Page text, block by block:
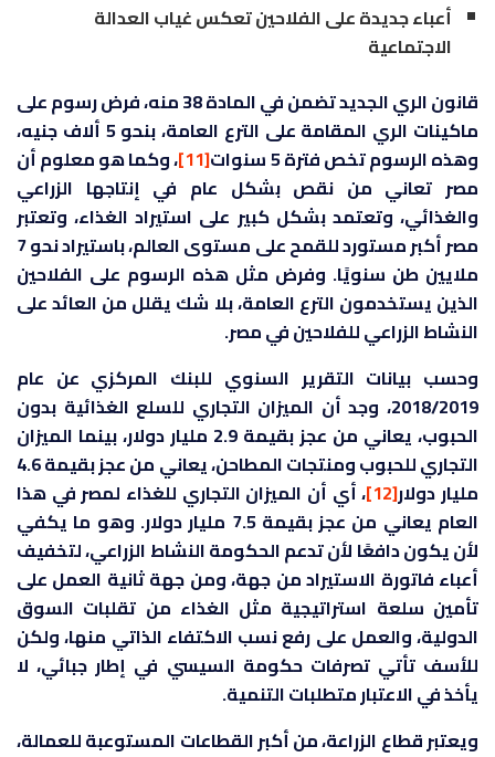
أعباء جديدة على الفلاحين تعكس غياب العدالة
الاجتماعية
قانون الري الجديد تضمن في المادة 38 منه، فرض رسوم على
ماكينات الري المقامة على الترع العامة، بنحو 5 ألاف جنيه،
وهذه الرسوم تخص فترة 5 سنوات
[11]
، وكما هو معلوم أن
مصر تعاني من نقص بشكل عام في إنتاجها الزراعي
والغذائي، وتعتمد بشكل كبير على استيراد الغذاء، وتعتبر
مصر أكبر مستورد للقمح على مستوى العالم، باستيراد نحو 7
ملايين طن سنويًا. وفرض مثل هذه الرسوم على الفلاحين
الذين يستخدمون الترع العامة، بلا شك يقلل من العائد على
النشاط الزراعي للفلاحين في مصر.
وحسب بيانات التقرير السنوي للبنك المركزي عن عام
2018/2019، وجد أن الميزان التجاري للسلع الغذائية بدون
الحبوب، يعاني من عجز بقيمة 2.9 مليار دولار، بينما الميزان
التجاري للحبوب ومنتجات المطاحن، يعاني من عجز بقيمة 4.6
مليار دولار[12]
، أي أن الميزان التجاري للغذاء لمصر في هذا
العام يعاني من عجز بقيمة 7.5 مليار دولار. وهو ما يكفي
لأن يكون دافعًا لأن تدعم الحكومة النشاط الزراعي، لتخفيف
أعباء فاتورة الاستيراد من جهة، ومن جهة ثانية العمل على
تأمين سلعة استراتيجية مثل الغذاء من تقلبات السوق
الدولية، والعمل على رفع نسب الاكتفاء الذاتي منها، ولكن
للأسف تأتي تصرفات حكومة السيسي في إطار جبائي، لا
يأخذ في الاعتبار متطلبات التنمية.
ويعتبر قطاع الزراعة، من أكبر القطاعات المستوعبة للعمالة،